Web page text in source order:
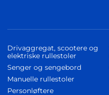
Drivaggregat, scootere og
elektriske rullestoler
Senger og sengebord
Manuelle rullestoler
Personløftere